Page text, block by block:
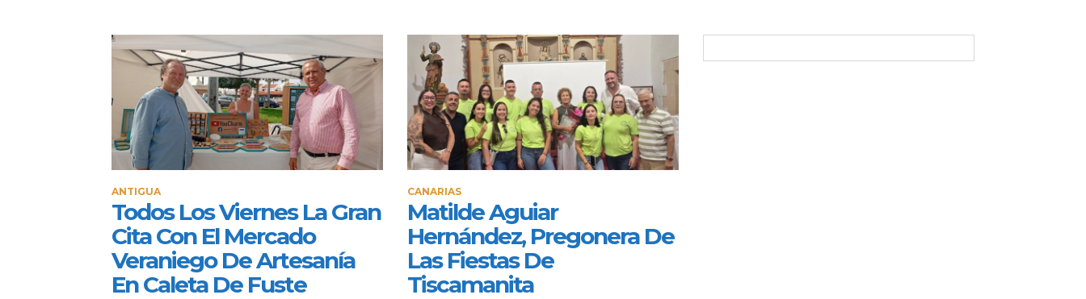
ANTIGUA
Todos Los Viernes La Gran
Cita Con El Mercado
Veraniego De Artesanía
En Caleta De Fuste
CANARIAS
Matilde Aguiar
Hernández, Pregonera De
Las Fiestas De
Tiscamanita